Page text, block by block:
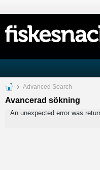
Advanced Search
Avancerad sökning
An unexpected error was